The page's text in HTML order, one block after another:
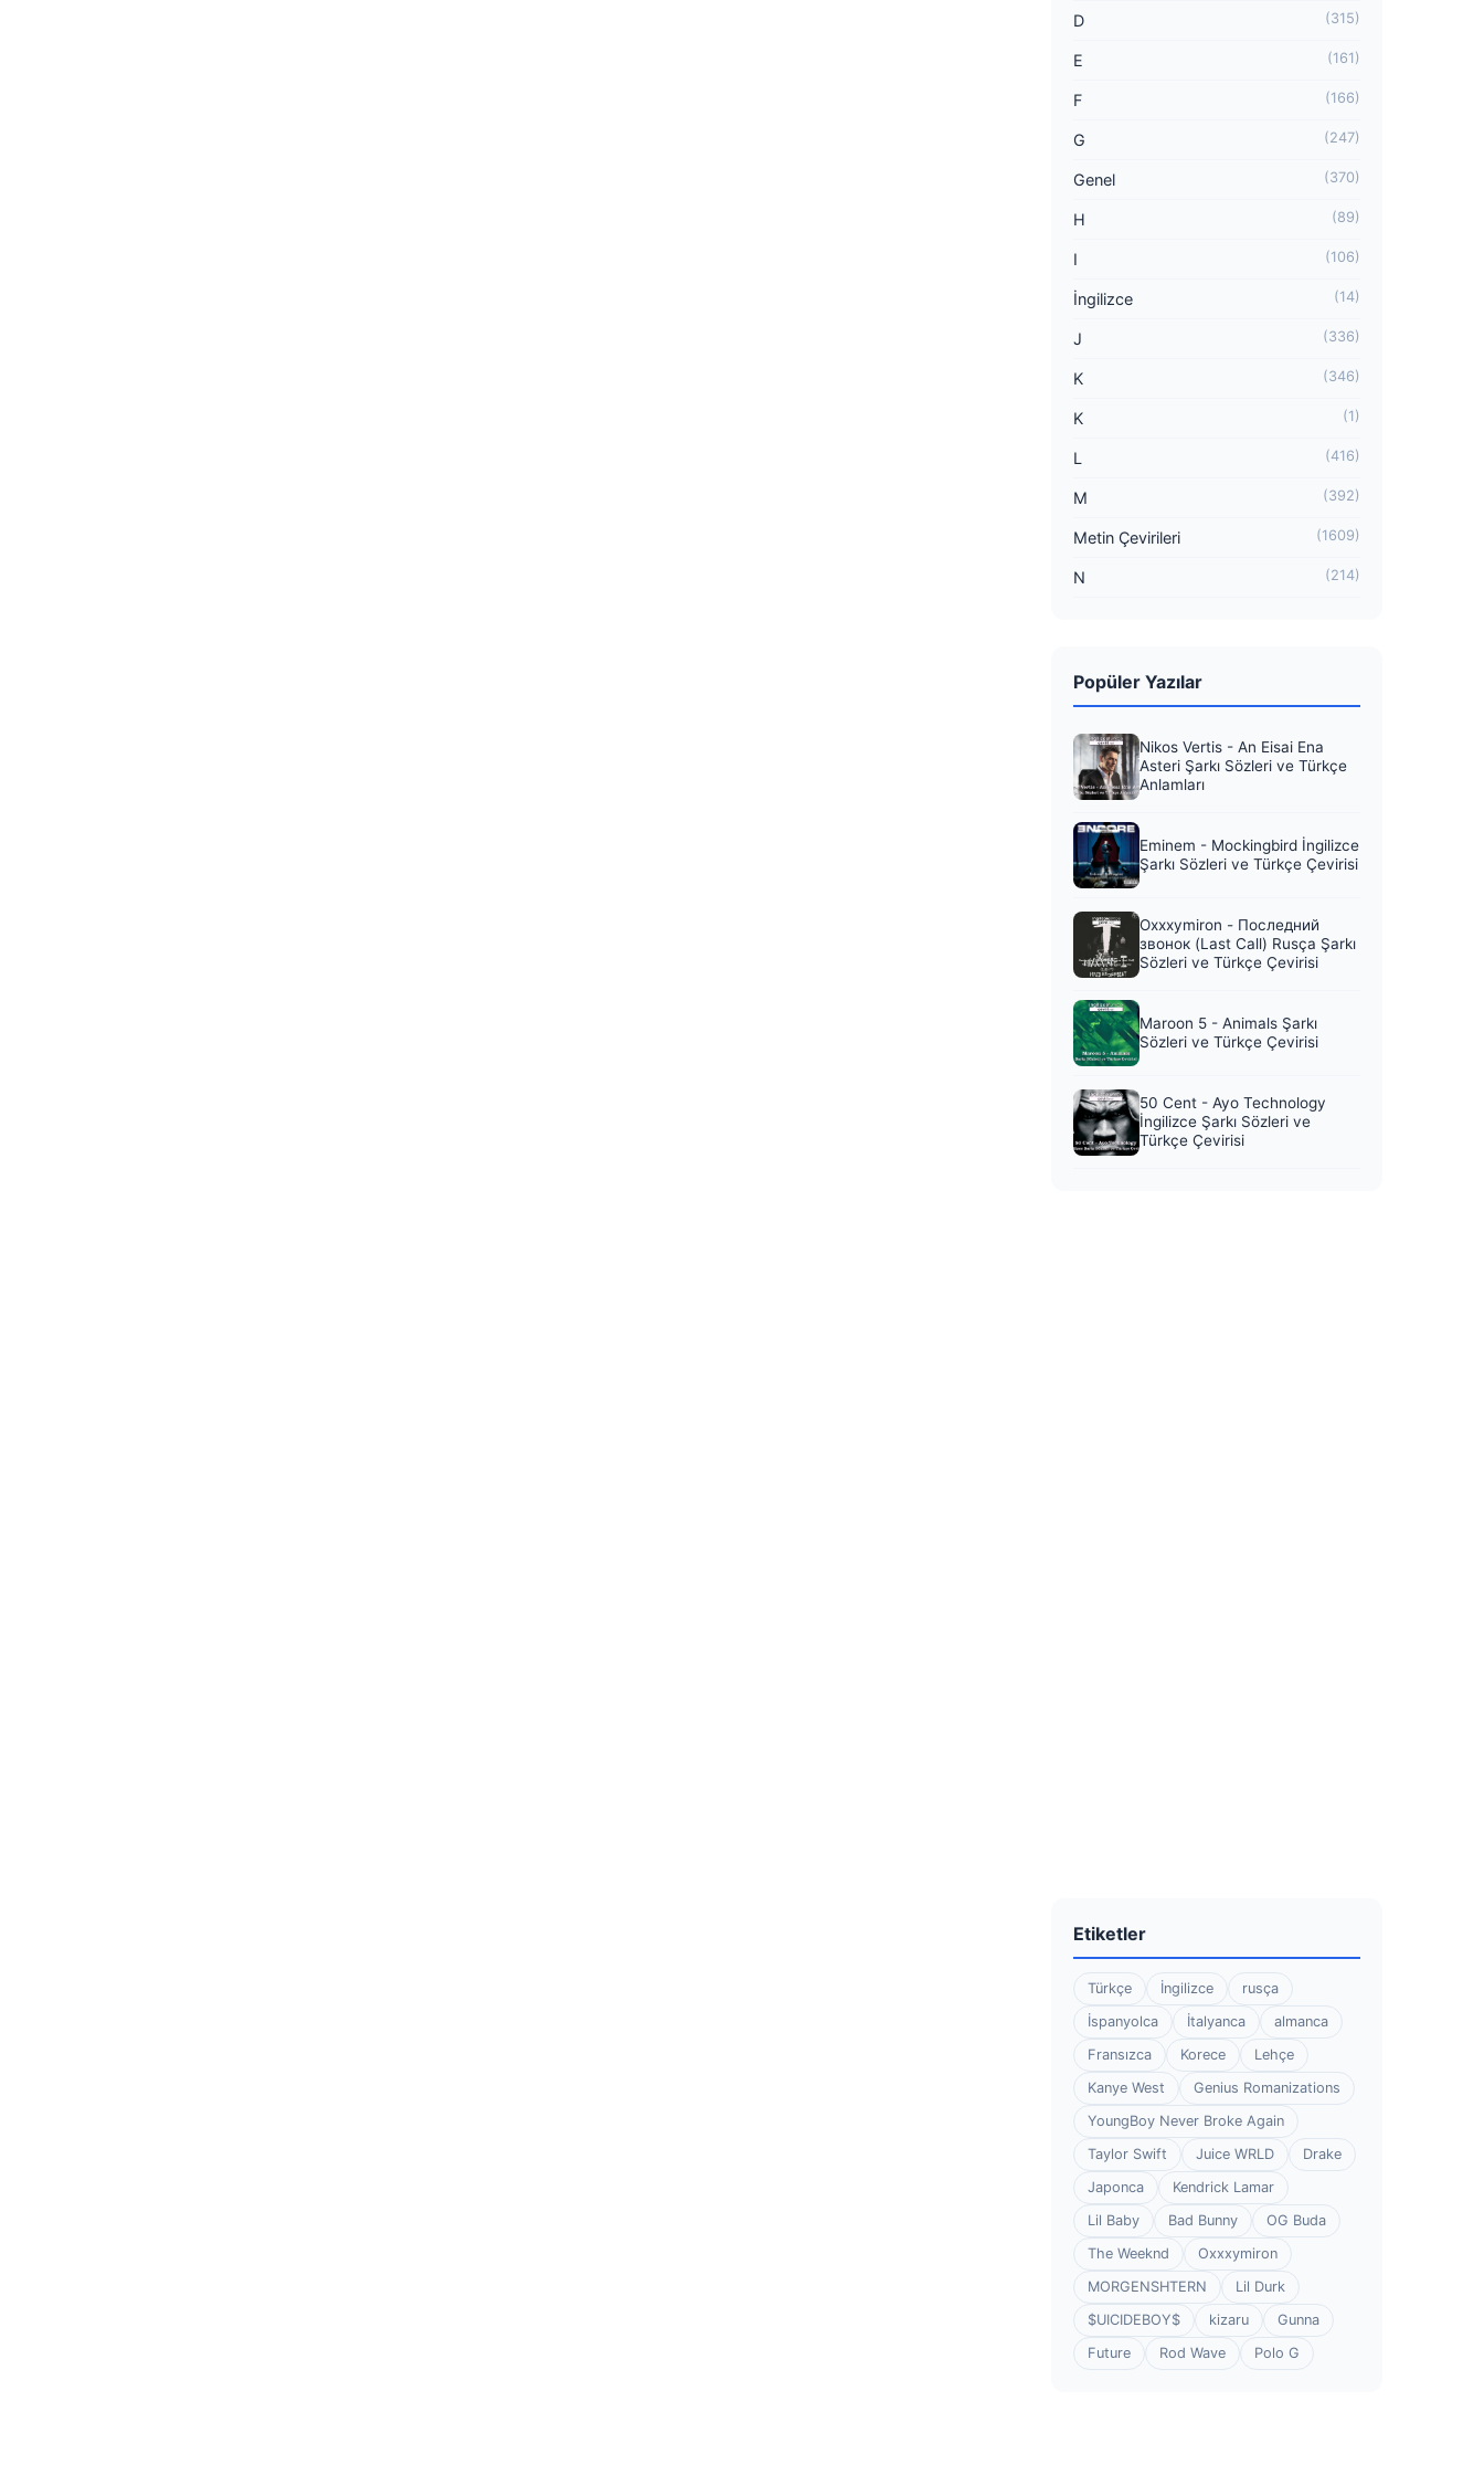
D (315)
E (161)
F (166)
G (247)
Genel (370)
H (89)
I (106)
İngilizce (14)
J (336)
K (346)
K (1)
L (416)
M (392)
Metin Çevirileri (1609)
N (214)
Popüler Yazılar
Nikos Vertis - An Eisai Ena
Asteri Şarkı Sözleri ve Türkçe
Anlamları
Eminem - Mockingbird İngilizce
Şarkı Sözleri ve Türkçe Çevirisi
Oxxxymiron - Последний
звонок (Last Call) Rusça Şarkı
Sözleri ve Türkçe Çevirisi
Maroon 5 - Animals Şarkı
Sözleri ve Türkçe Çevirisi
50 Cent - Ayo Technology
İngilizce Şarkı Sözleri ve
Türkçe Çevirisi
Etiketler
Türkçe İngilizce
rusça
İspanyolca
İtalyanca
almanca
Fransızca
Korece
Lehçe
Kanye West
Genius Romanizations
YoungBoy Never Broke Again
Taylor Swift
Juice WRLD
Drake
Japonca
Kendrick Lamar
Lil Baby
Bad Bunny
OG Buda
The Weeknd
Oxxxymiron
MORGENSHTERN
Lil Durk
$UICIDEBOY$
kizaru
Gunna
Future
Rod Wave Polo G